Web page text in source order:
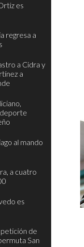
es
regresa a
a Cidra y
a
al mando
a cuatro
es
de
San